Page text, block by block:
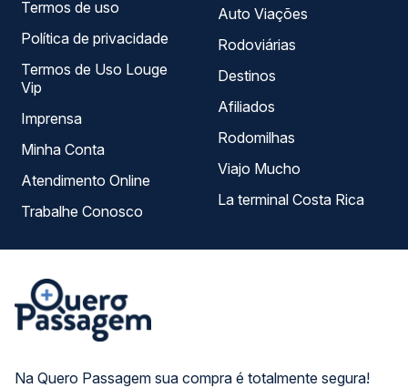
Na Quero Passagem sua compra é totalmente segura!
Termos de uso
Política de privacidade
Termos de Uso Louge
Vip
Imprensa
Minha Conta
Atendimento Online
Trabalhe Conosco
Auto Viações
Rodoviárias
Destinos
Afiliados
Rodomilhas
Viajo Mucho
La terminal Costa Rica